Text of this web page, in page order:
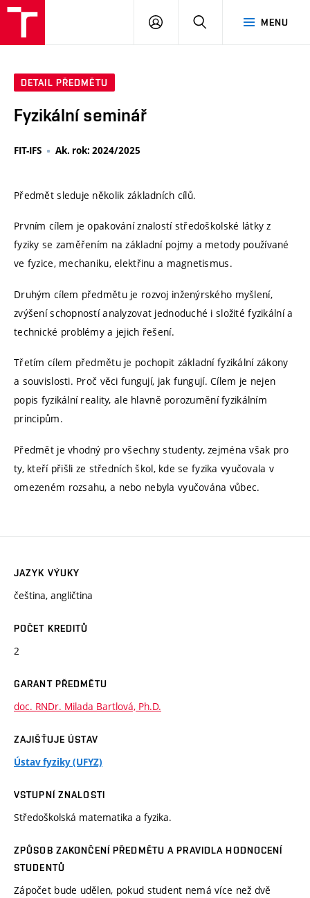
MENU
PŘIHLÁSIT
DETAIL PŘEDMĚTU
Fyzikální seminář
FIT-IFS Ak. rok: 2024/2025
Předmět sleduje několik základních cílů.
Prvním cílem je opakování znalostí středoškolské látky z
fyziky se zaměřením na základní pojmy a metody používané
ve fyzice, mechaniku, elektřinu a magnetismus.
Druhým cílem předmětu je rozvoj inženýrského myšlení,
zvýšení schopností analyzovat jednoduché i složité fyzikální a
technické problémy a jejich řešení.
Třetím cílem předmětu je pochopit základní fyzikální zákony
a souvislosti. Proč věci fungují, jak fungují. Cílem je nejen
popis fyzikální reality, ale hlavně porozumění fyzikálním
principům.
Předmět je vhodný pro všechny studenty, zejména však pro
ty, kteří přišli ze středních škol, kde se fyzika vyučovala v
omezeném rozsahu, a nebo nebyla vyučována vůbec.
JAZYK VÝUKY
čeština, angličtina
POČET KREDITŮ
2
GARANT PŘEDMĚTU
doc. RNDr. Milada Bartlová, Ph.D.
ZAJIŠŤUJE ÚSTAV
Ústav fyziky (UFYZ)
VSTUPNÍ ZNALOSTI
Středoškolská matematika a fyzika.
ZPŮSOB ZAKONČENÍ PŘEDMĚTU A PRAVIDLA HODNOCENÍ
STUDENTŮ
Zápočet bude udělen, pokud student nemá více než dvě